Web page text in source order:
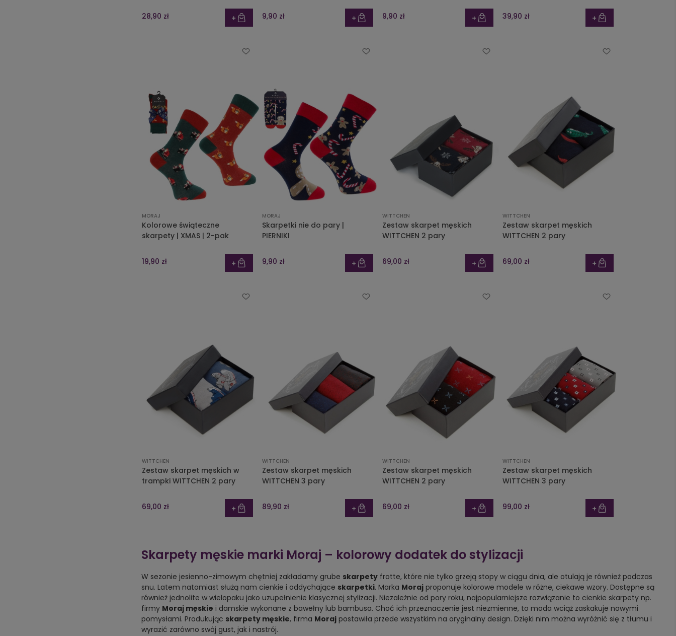
28,90 zł 9,90 zł 9,90 zł 39,90 zł
MORAJ
Kolorowe świąteczne
skarpety | XMAS | 2-pak
19,90 zł
MORAJ
Skarpetki nie do pary |
PIERNIKI
9,90 zł
WITTCHEN
Zestaw skarpet męskich
WITTCHEN 2 pary
69,00 zł
WITTCHEN
Zestaw skarpet męskich
WITTCHEN 2 pary
69,00 zł
WITTCHEN
Zestaw skarpet męskich w
trampki WITTCHEN 2 pary
69,00 zł
WITTCHEN
Zestaw skarpet męskich
WITTCHEN 3 pary
89,90 zł
WITTCHEN
Zestaw skarpet męskich
WITTCHEN 2 pary
69,00 zł
WITTCHEN
Zestaw skarpet męskich
WITTCHEN 3 pary
99,00 zł
Skarpety męskie marki Moraj – kolorowy dodatek do stylizacji
W sezonie jesienno-zimowym chętniej zakładamy grube skarpety frotte, które nie tylko grzeją stopy w ciągu dnia, ale otulają je również podczas
snu. Latem natomiast służą nam cienkie i oddychające skarpetki. Marka Moraj proponuje kolorowe modele w różne, ciekawe wzory. Dostępne są
również jednolite w wielopaku jako uzupełnienie klasycznej stylizacji. Niezależnie od pory roku, najpopularniejsze rozwiązanie to cienkie skarpety np.
firmy Moraj męskie i damskie wykonane z bawełny lub bambusa. Choć ich przeznaczenie jest niezmienne, to moda wciąż zaskakuje nowymi
pomysłami. Produkując skarpety męskie, firma Moraj postawiła przede wszystkim na oryginalny design. Dzięki nim można wyróżnić się z tłumu i
wyrazić zarówno swój gust, jak i nastrój.